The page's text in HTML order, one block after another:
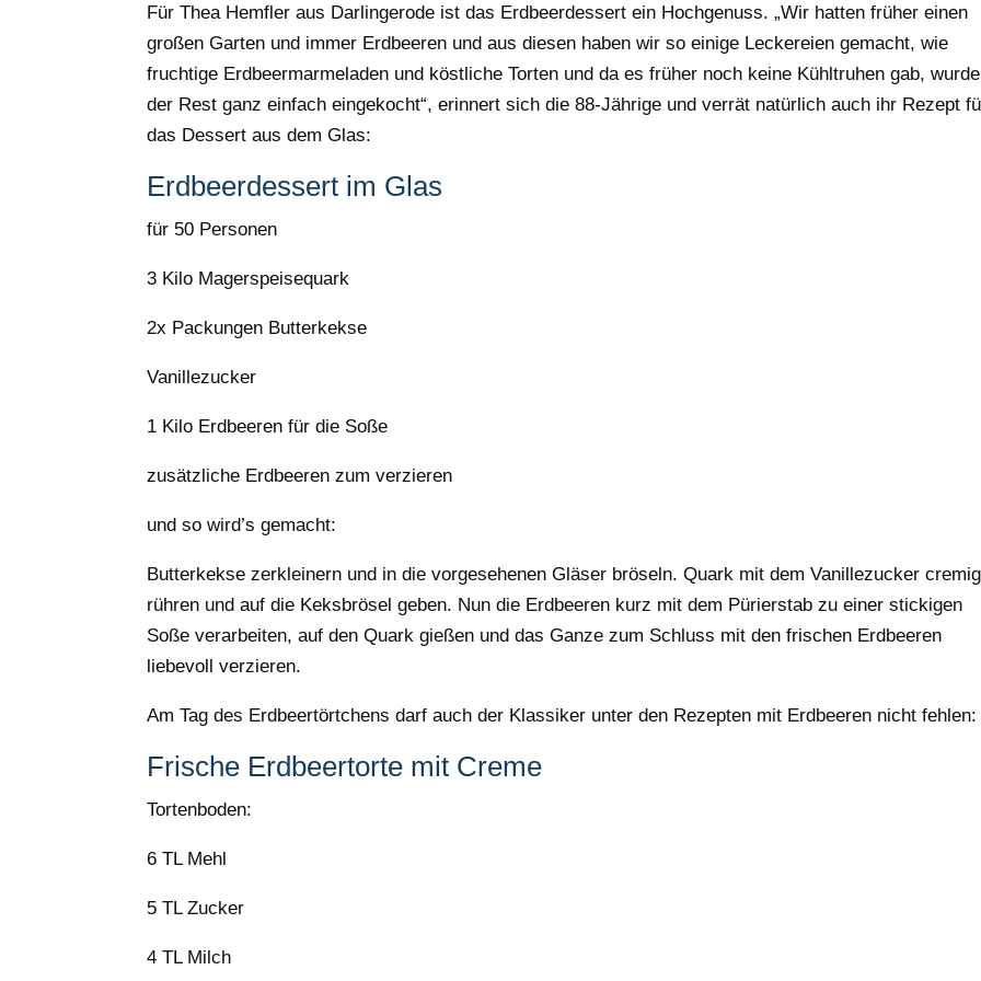
Für Thea Hemfler aus Darlingerode ist das Erdbeerdessert ein Hochgenuss. „Wir hatten früher einen
großen Garten und immer Erdbeeren und aus diesen haben wir so einige Leckereien gemacht, wie
fruchtige Erdbeermarmeladen und köstliche Torten und da es früher noch keine Kühltruhen gab, wurde
der Rest ganz einfach eingekocht“, erinnert sich die 88-Jährige und verrät natürlich auch ihr Rezept
das Dessert aus dem Glas:
Erdbeerdessert im Glas
für 50 Personen
3 Kilo Magerspeisequark
2x Packungen Butterkekse
Vanillezucker
1 Kilo Erdbeeren für die Soße
zusätzliche Erdbeeren zum verzieren
und so wird’s gemacht:
Butterkekse zerkleinern und in die vorgesehenen Gläser bröseln. Quark mit dem Vanillezucker cremig
rühren und auf die Keksbrösel geben. Nun die Erdbeeren kurz mit dem Pürierstab zu einer stickigen
Soße verarbeiten, auf den Quark gießen und das Ganze zum Schluss mit den frischen Erdbeeren
liebevoll verzieren.
Am Tag des Erdbeertörtchens darf auch der Klassiker unter den Rezepten mit Erdbeeren nicht fehlen:
Frische Erdbeertorte mit Creme
Tortenboden:
6 TL Mehl
5 TL Zucker
4 TL Milch